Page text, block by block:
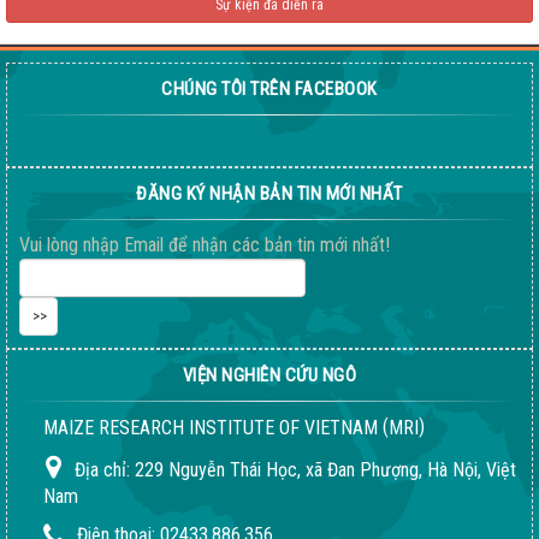
Quy trình giống LVN152
Sự kiện đã diễn ra
CHÚNG TÔI TRÊN FACEBOOK
ĐĂNG KÝ NHẬN BẢN TIN MỚI NHẤT
Vui lòng nhập Email để nhận các bản tin mới nhất!
VIỆN NGHIÊN CỨU NGÔ
MAIZE RESEARCH INSTITUTE OF VIETNAM (MRI)
Địa chỉ: 229 Nguyễn Thái Học, xã Đan Phượng, Hà Nội, Việt
Nam